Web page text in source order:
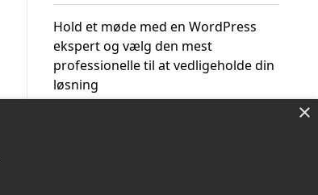
Hold et møde med en WordPress
ekspert og vælg den mest
professionelle til at vedligeholde din
løsning
×